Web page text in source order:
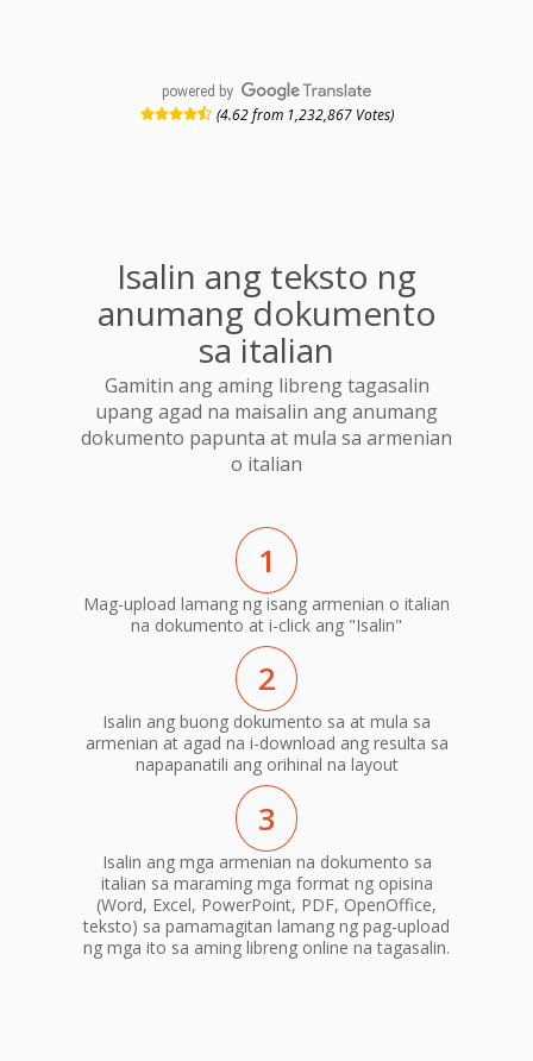
powered by
(4.62 from 1,232,867 Votes)
Isalin ang teksto ng
anumang dokumento
sa italian
Gamitin ang aming libreng tagasalin
upang agad na maisalin ang anumang
dokumento papunta at mula sa armenian
o italian
1
Mag-upload lamang ng isang armenian o italian
na dokumento at i-click ang "Isalin"
2
Isalin ang buong dokumento sa at mula sa
armenian at agad na i-download ang resulta sa
napapanatili ang orihinal na layout
3
Isalin ang mga armenian na dokumento sa
italian sa maraming mga format ng opisina
(Word, Excel, PowerPoint, PDF, OpenOffice,
teksto) sa pamamagitan lamang ng pag-upload
ng mga ito sa aming libreng online na tagasalin.